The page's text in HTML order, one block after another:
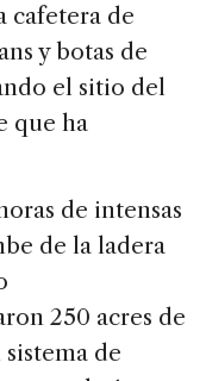
cafetera de
y botas de
el sitio del
que ha
de intensas
de la ladera
250 acres de
de